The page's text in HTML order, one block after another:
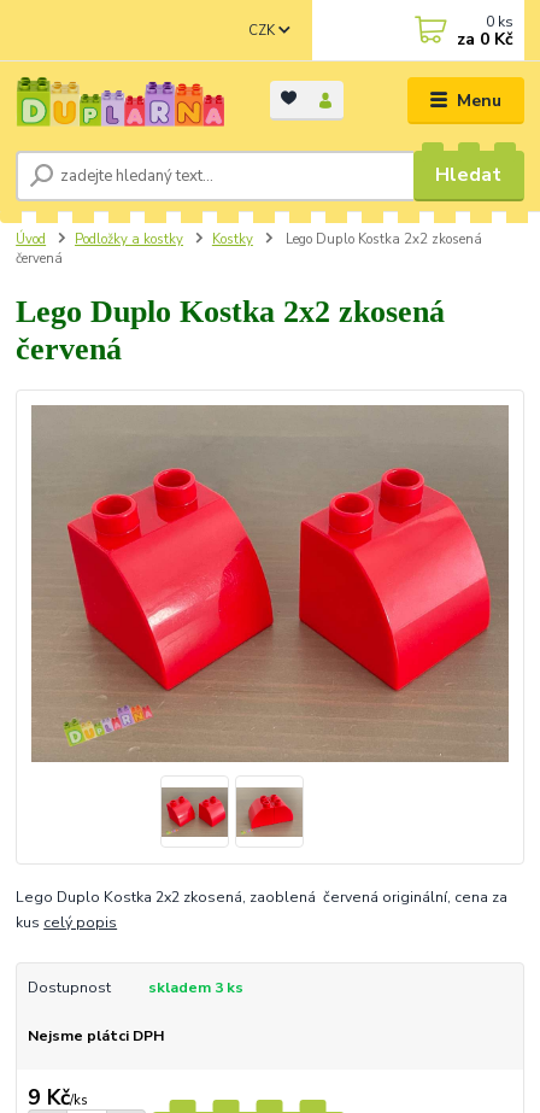
Menu
CZK
Hledat
0 ks
za 0 Kč
Úvod Podložky a kostky Kostky
Lego Duplo Kostka 2x2 zkosená
červená
Lego Duplo Kostka 2x2 zkosená
červená
Lego Duplo Kostka 2x2 zkosená, zaoblená červená originální, cena za
kus celý popis
Dostupnost skladem 3 ks
Nejsme plátci DPH
9 Kč/ks